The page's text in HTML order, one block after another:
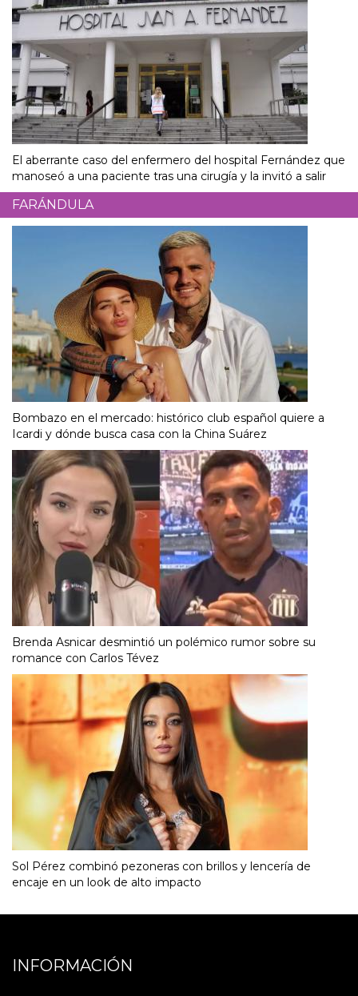
El aberrante caso del enfermero del hospital Fernández que
manoseó a una paciente tras una cirugía y la invitó a salir
FARÁNDULA
Bombazo en el mercado: histórico club español quiere a
Icardi y dónde busca casa con la China Suárez
Brenda Asnicar desmintió un polémico rumor sobre su
romance con Carlos Tévez
Sol Pérez combinó pezoneras con brillos y lencería de
encaje en un look de alto impacto
INFORMACIÓN